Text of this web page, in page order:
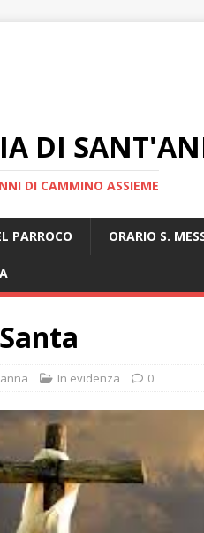
DI
DI CAMMINO ASSIEME
PARROCO ORARIO S.
In evidenza 0